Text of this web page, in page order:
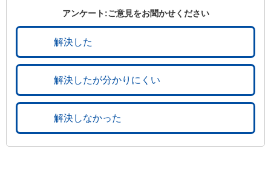
アンケート:ご意見をお聞かせください
解決した
解決したが分かりにくい
解決しなかった